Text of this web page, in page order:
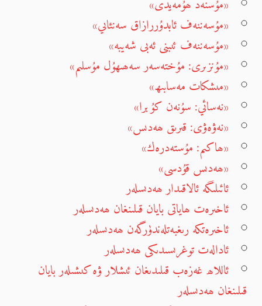
«مۇسەننەف ئابدۇررازاق سەنئاىي»
«مۇسەننەف ئىبنى ئەبى شەيبە»
«مۇنزىرى: مۇختەسەر سەھىھۇل مۇسلىم»
«مىشكات مەسابىھ»
«نەسائي: سۇنەن كۇبرا»
«نەۋەۋى: قىرىق ھەدىس»
«ھاكىم: مۇستەدرەك»
«ھەدىس قۇدسى»
ئائىلىگە ئالاقىدار ھەدىسلەر
ئاخىرەت ھاياتى بايان قىلىنغان ھەدىسلەر
ئاخىرەتكە رىغبەتلەندۈرگەن ھەدىسلەر
ئادالەت توغرىسىدىكى ھەدىسلەر
ئاللاھ غەزەب قىلىدىغان ئىشلار ۋە كىشىلەر بايان
قىلىنغان ھەدىسلەر